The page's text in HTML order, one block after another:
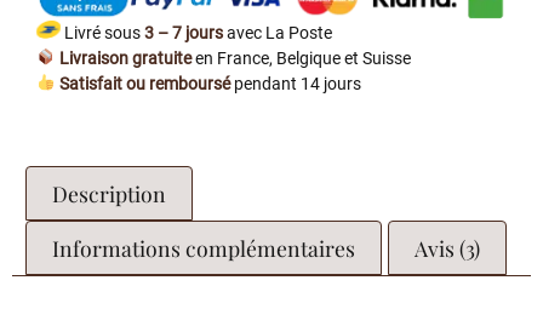
Livré sous3 – 7 joursavec La Poste
Livraison gratuiteen France, Belgique et Suisse
Satisfait ou remboursépendant 14 jours
Description
Informations complémentaires
Avis (3)